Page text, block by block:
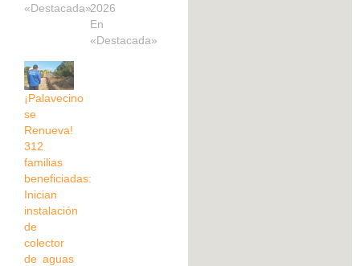
«Destacada»2026
En
«Destacada»
¡Palavecino
se
Renueva!
312
familias
beneficiadas:
Inician
instalación
de
colector
de aguas